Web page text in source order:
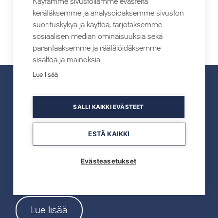
Yin-jooga Kylähullun Kierros
UUTISET
Kaikki uutiset
Lue lisää
Käytämme sivustollamme evästeitä
kerätäksemme ja analysoidaksemme sivuston
suorituskykyä ja käyttöä, tarjotaksemme
sosiaalisen median ominaisuuksia sekä
parantaaksemme ja räätälöidäksemme
sisältöä ja mainoksia.
Lue lisää
SALLI KAIKKI EVÄSTEET
ESTÄ KAIKKI
Evästeasetukset